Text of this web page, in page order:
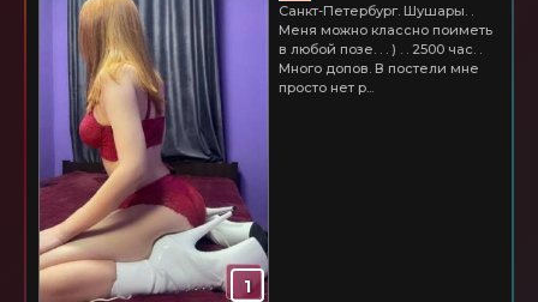
1
Санкт-Петербург. Шушары. .
Меня можно классно поиметь
в любой позе. . . ) . . 2500 час. .
Много допов. В постели мне
просто нет р...